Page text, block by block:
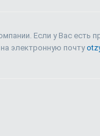
Если у Вас
электронную почту